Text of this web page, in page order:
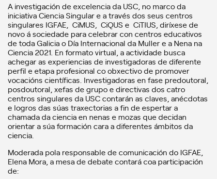
A investigación de excelencia da USC, no marco da
iniciativa Ciencia Singular e a través dos seus centros
singulares IGFAE, CiMUS, CiQUS e CiTIUS, diríxese de
novo á sociedade para celebrar con centros educativos
de toda Galicia o Día Internacional da Muller e a Nena na
Ciencia 2021. En formato virtual, a actividade busca
achegar as experiencias de investigadoras de diferente
perfil e etapa profesional co obxectivo de promover
vocacións científicas. Investigadoras en fase predoutoral,
posdoutoral, xefas de grupo e directivas dos catro
centros singulares da USC contarán as claves, anécdotas
e logros das súas traxectorias a fin de espertar a
chamada da ciencia en nenas e mozas que decidan
orientar a súa formación cara a diferentes ámbitos da
ciencia.
Moderada pola responsable de comunicación do IGFAE,
Elena Mora, a mesa de debate contará coa participación
de: